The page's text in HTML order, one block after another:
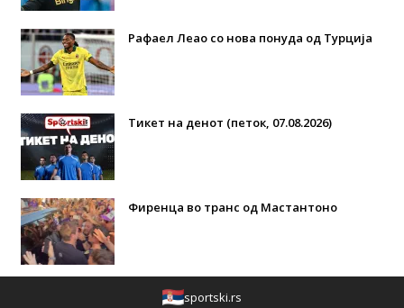
Рафаел Леао со нова понуда од Турција
Тикет на денот (петок, 07.08.2026)
Фиренца во транс од Мастантоно
sportski.rs